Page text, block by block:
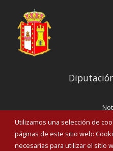
Utilizamos una selección de
páginas de este sitio web:
necesarias para utilizar el sitio